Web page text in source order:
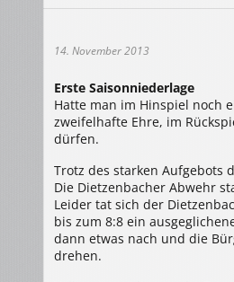
14. November 2013
Erste Saisonniederlage
Hatte man im Hinspiel noch
zweifelhafte Ehre, im
dürfen.
Trotz des starken Aufgebots
Die Dietzenbacher Abwehr
Leider tat sich der
bis zum 8:8 ein
dann etwas nach und die
drehen.